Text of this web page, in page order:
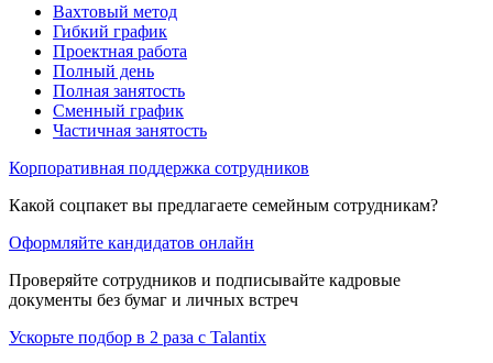
Вахтовый метод
Гибкий график
Проектная работа
Полный день
Полная занятость
Сменный график
Частичная занятость
Корпоративная поддержка сотрудников
Какой соцпакет вы предлагаете семейным сотрудникам?
Оформляйте кандидатов онлайн
Проверяйте сотрудников и подписывайте кадровые
документы без бумаг и личных встреч
Ускорьте подбор в 2 раза с Talantix